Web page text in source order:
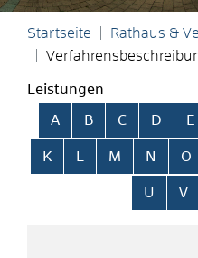
Startseite Rathaus &
Leistungen
Alphabetisches Register
A B C D E
K L M N O
U V